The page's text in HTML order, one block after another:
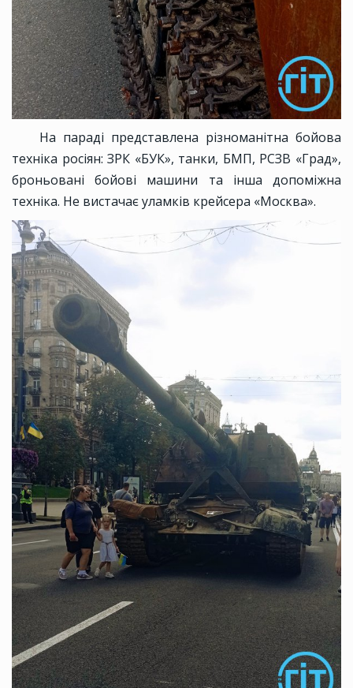
На параді представлена різноманітна бойова
техніка росіян: ЗРК «БУК», танки, БМП, РСЗВ «Град»,
броньовані бойові машини та інша допоміжна
техніка. Не вистачає уламків крейсера «Москва».